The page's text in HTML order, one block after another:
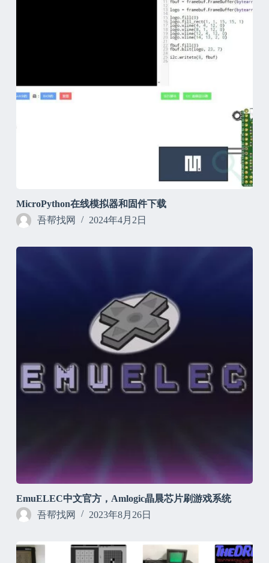
MicroPython在线模拟器和固件下载
吾帮找网
2024年4月2日
EmuELEC中文官方，Amlogic晶晨芯片刷游戏系统
吾帮找网
2023年8月26日